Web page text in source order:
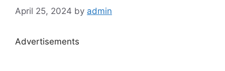
April 25, 2024 by admin
Advertisements